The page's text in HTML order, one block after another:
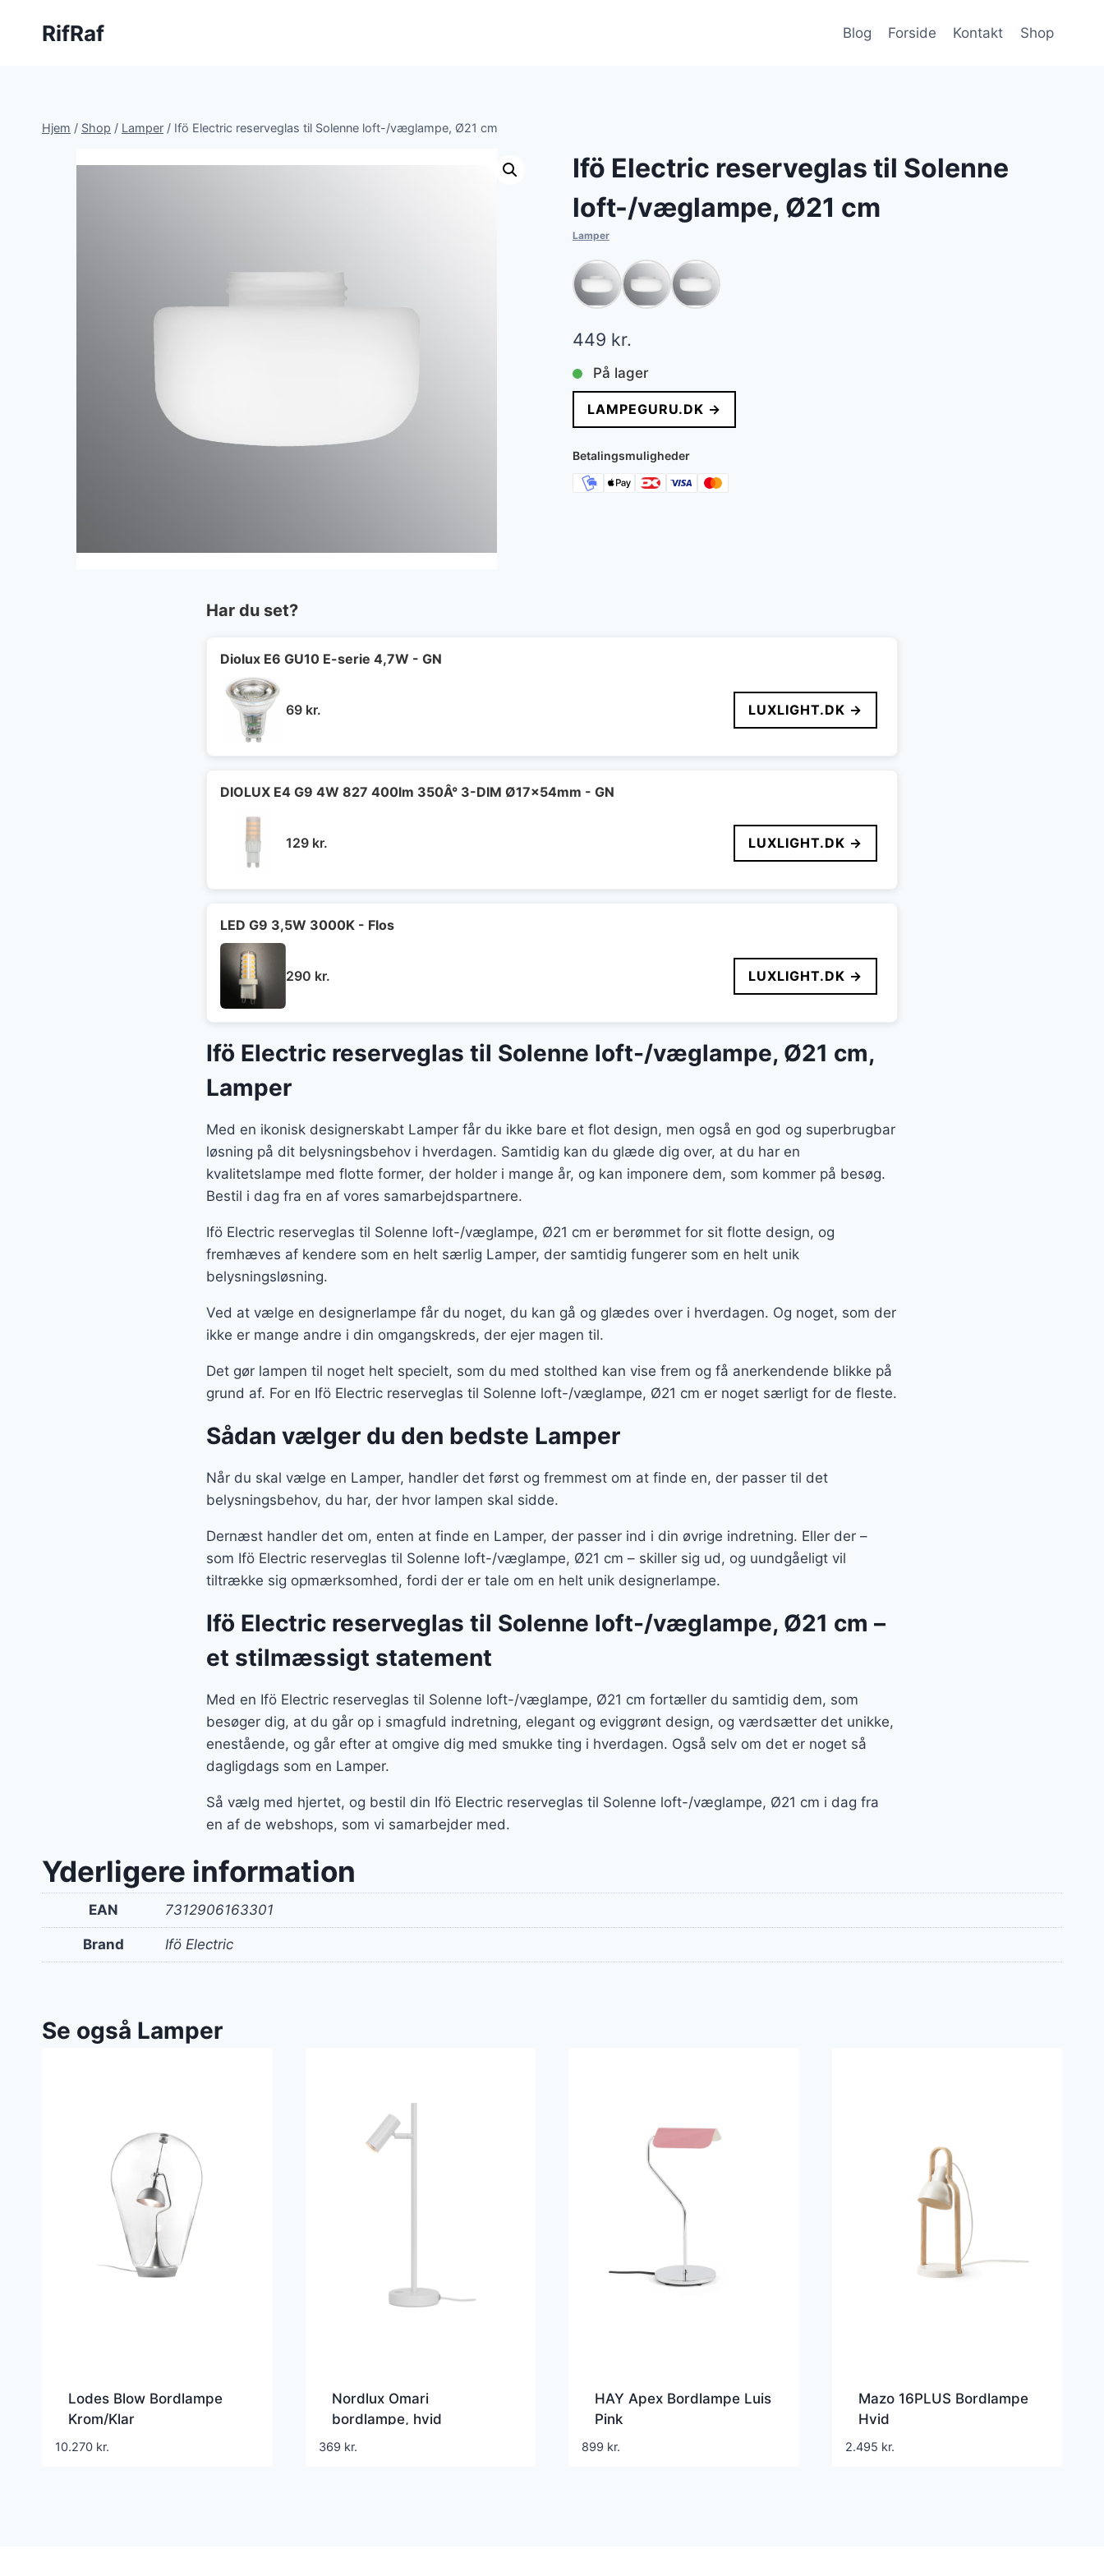
RifRaf Blog Forside Kontakt Shop
Hjem / Shop / Lamper / Ifö Electric reserveglas til Solenne loft-/væglampe, Ø21 cm
Ifö Electric reserveglas til Solenne
loft-/væglampe, Ø21 cm
Lamper
449 kr.
På lager
LAMPEGURU.DK →
Betalingsmuligheder
Har du set?
Diolux E6 GU10 E-serie 4,7W - GN
69 kr. LUXLIGHT.DK →
DIOLUX E4 G9 4W 827 400lm 350Â° 3-DIM Ø17x54mm - GN
129 kr. LUXLIGHT.DK →
LED G9 3,5W 3000K - Flos
290 kr. LUXLIGHT.DK →
Ifö Electric reserveglas til Solenne loft-/væglampe, Ø21 cm,
Lamper
Med en ikonisk designerskabt Lamper får du ikke bare et flot design, men også en god og superbrugbar
løsning på dit belysningsbehov i hverdagen. Samtidig kan du glæde dig over, at du har en
kvalitetslampe med flotte former, der holder i mange år, og kan imponere dem, som kommer på besøg.
Bestil i dag fra en af vores samarbejdspartnere.
Ifö Electric reserveglas til Solenne loft-/væglampe, Ø21 cm er berømmet for sit flotte design, og
fremhæves af kendere som en helt særlig Lamper, der samtidig fungerer som en helt unik
belysningsløsning.
Ved at vælge en designerlampe får du noget, du kan gå og glædes over i hverdagen. Og noget, som der
ikke er mange andre i din omgangskreds, der ejer magen til.
Det gør lampen til noget helt specielt, som du med stolthed kan vise frem og få anerkendende blikke på
grund af. For en Ifö Electric reserveglas til Solenne loft-/væglampe, Ø21 cm er noget særligt for de fleste.
Sådan vælger du den bedste Lamper
Når du skal vælge en Lamper, handler det først og fremmest om at finde en, der passer til det
belysningsbehov, du har, der hvor lampen skal sidde.
Dernæst handler det om, enten at finde en Lamper, der passer ind i din øvrige indretning. Eller der –
som Ifö Electric reserveglas til Solenne loft-/væglampe, Ø21 cm – skiller sig ud, og uundgåeligt vil
tiltrække sig opmærksomhed, fordi der er tale om en helt unik designerlampe.
Ifö Electric reserveglas til Solenne loft-/væglampe, Ø21 cm –
et stilmæssigt statement
Med en Ifö Electric reserveglas til Solenne loft-/væglampe, Ø21 cm fortæller du samtidig dem, som
besøger dig, at du går op i smagfuld indretning, elegant og eviggrønt design, og værdsætter det unikke,
enestående, og går efter at omgive dig med smukke ting i hverdagen. Også selv om det er noget så
dagligdags som en Lamper.
Så vælg med hjertet, og bestil din Ifö Electric reserveglas til Solenne loft-/væglampe, Ø21 cm i dag fra
en af de webshops, som vi samarbejder med.
Yderligere information
EAN 7312906163301
Brand Ifö Electric
Se også Lamper
Lodes Blow Bordlampe
Krom/Klar
10.270 kr.
Nordlux Omari
bordlampe, hvid
369 kr.
HAY Apex Bordlampe Luis
Pink
899 kr.
Mazo 16PLUS Bordlampe
Hvid
2.495 kr.